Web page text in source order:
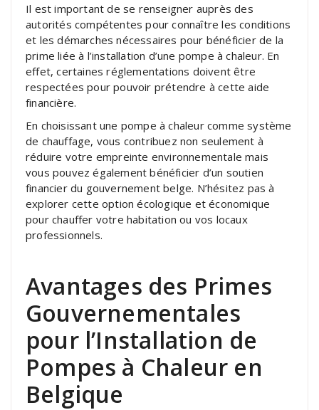
Il est important de se renseigner auprès des
autorités compétentes pour connaître les conditions
et les démarches nécessaires pour bénéficier de la
prime liée à l’installation d’une pompe à chaleur. En
effet, certaines réglementations doivent être
respectées pour pouvoir prétendre à cette aide
financière.
En choisissant une pompe à chaleur comme système
de chauffage, vous contribuez non seulement à
réduire votre empreinte environnementale mais
vous pouvez également bénéficier d’un soutien
financier du gouvernement belge. N’hésitez pas à
explorer cette option écologique et économique
pour chauffer votre habitation ou vos locaux
professionnels.
Avantages des Primes
Gouvernementales
pour l’Installation de
Pompes à Chaleur en
Belgique